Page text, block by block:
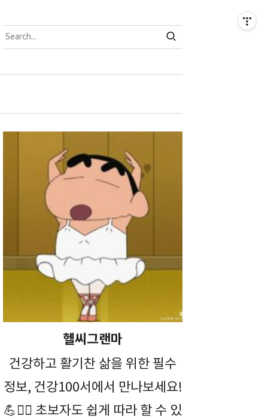
헬씨그랜마
건강하고 활기찬 삶을 위한 필수
정보, 건강100서에서 만나보세요!
💪🤸‍♀️ 초보자도 쉽게 따라 할 수 있